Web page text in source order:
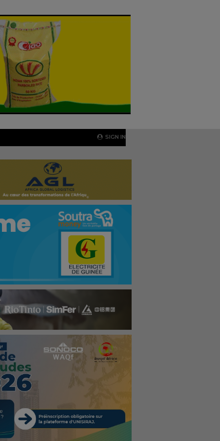
SIGN IN